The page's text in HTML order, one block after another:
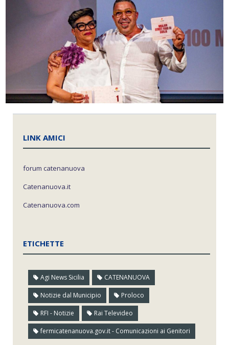
LINK AMICI
forum catenanuova
Catenanuova.it
Catenanuova.com
ETICHETTE
Agi News Sicilia CATENANUOVA
Notizie dal Municipio Proloco
RFI - Notizie Rai Televideo
fermicatenanuova.gov.it - Comunicazioni ai Genitori